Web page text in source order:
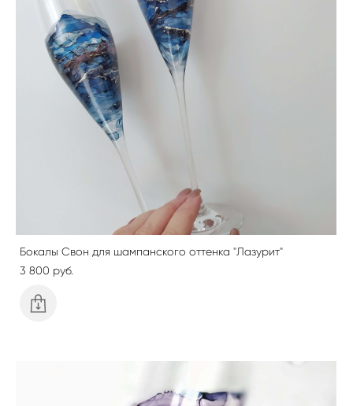
Бокалы Свон для шампанского оттенка "Лазурит"
3 800 pуб.